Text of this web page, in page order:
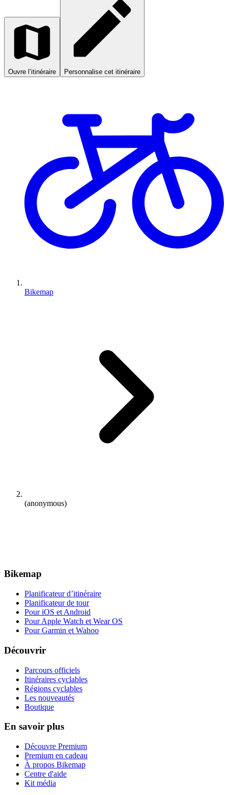
Ouvre l’itinéraire Personnalise cet itinéraire
Bikemap
(anonymous)
Bikemap
Planificateur d’itinéraire
Planificateur de tour
Pour iOS et Android
Pour Apple Watch et Wear OS
Pour Garmin et Wahoo
Découvrir
Parcours officiels
Itinéraires cyclables
Régions cyclables
Les nouveautés
Boutique
En savoir plus
Découvre Premium
Premium en cadeau
À propos Bikemap
Centre d'aide
Kit média